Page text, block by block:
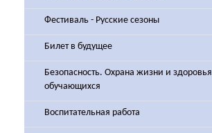
Фестиваль - Русские сезоны
Билет в будущее
Безопасность. Охрана жизни и здоровья
обучающихся
Воспитательная работа